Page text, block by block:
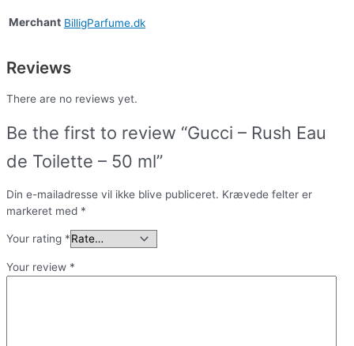
Merchant BilligParfume.dk
Reviews
There are no reviews yet.
Be the first to review “Gucci – Rush Eau
de Toilette – 50 ml”
Din e-mailadresse vil ikke blive publiceret. Krævede felter er
markeret med *
Your rating *
Your review *